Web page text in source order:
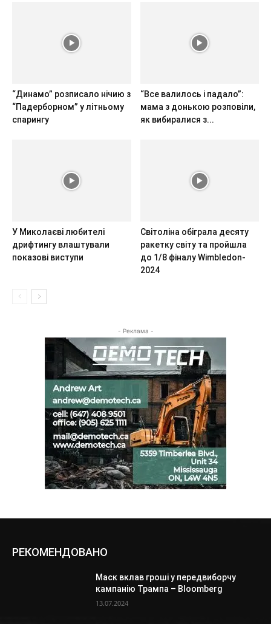
“Динамо” розписало нічию з
“Падерборном” у літньому
спарингу
“Все валилось і падало”:
мама з донькою розповіли,
як вибиралися з...
У Миколаєві любителі
дрифтингу влаштували
показові виступи
Світоліна обіграла десяту
ракетку світу та пройшла
до 1/8 фіналу Wimbledon-
2024
- Реклама -
РЕКОМЕНДОВАНО
Маск вклав гроші у передвиборчу
кампанію Трампа – Bloomberg
13.07.2024